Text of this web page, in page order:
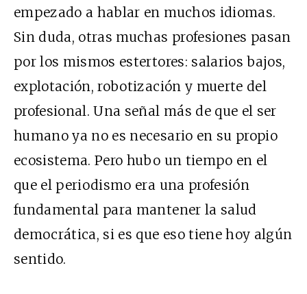
empezado a hablar en muchos idiomas.
Sin duda, otras muchas profesiones pasan
por los mismos estertores: salarios bajos,
explotación, robotización y muerte del
profesional. Una señal más de que el ser
humano ya no es necesario en su propio
ecosistema. Pero hubo un tiempo en el
que el periodismo era una profesión
fundamental para mantener la salud
democrática, si es que eso tiene hoy algún
sentido.